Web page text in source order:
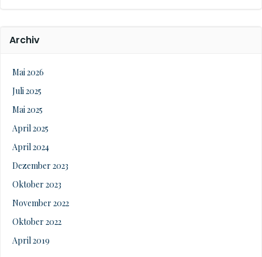
Archiv
Mai 2026
Juli 2025
Mai 2025
April 2025
April 2024
Dezember 2023
Oktober 2023
November 2022
Oktober 2022
April 2019